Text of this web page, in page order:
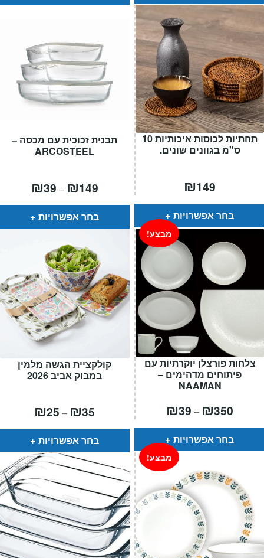
תבנית זכוכית עם מכסה –
ARCOSTEEL
₪39 – ₪149טווח
מחירים:
⁦₪39⁩
עדבחר אפשרויות
תחתיות לכוסות איכותיות 10
ס"מ בגוונים שונים.
₪149
בחר אפשרויות
קולקציית הגשה מלמין
במבוק אביב 2026
₪25 – ₪35
⁦₪25⁩
עד
בחר אפשרויות
צלחות פורצלן יוקרתיות עם
פיתוחים מדהימים –
NAAMAN
מבצע!
₪39 – ₪350
⁦₪39⁩
בחר אפשרויות
מבצע!